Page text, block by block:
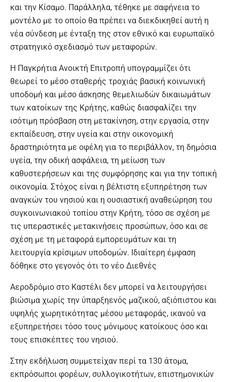
και την Κίσαμο. Παράλληλα, τέθηκε με σαφήνεια το
μοντέλο με το οποίο θα πρέπει να διεκδικηθεί αυτή η
νέα σύνδεση με ένταξη της στον εθνικό και ευρωπαϊκό
στρατηγικό σχεδιασμό των μεταφορών.
Η Παγκρήτια Ανοικτή Επιτροπή υπογραμμίζει ότι
θεωρεί το μέσο σταθερής τροχιάς βασική κοινωνική
υποδομή και μέσο άσκησης θεμελιωδών δικαιωμάτων
των κατοίκων της Κρήτης, καθώς διασφαλίζει την
ισότιμη πρόσβαση στη μετακίνηση, στην εργασία, στην
εκπαίδευση, στην υγεία και στην οικονομική
δραστηριότητα με οφέλη για το περιβάλλον, τη δημόσια
υγεία, την οδική ασφάλεια, τη μείωση των
καθυστερήσεων και της συμφόρησης και για την τοπική
οικονομία. Στόχος είναι η βέλτιστη εξυπηρέτηση των
αναγκών του νησιού και η ουσιαστική αναθεώρηση του
συγκοινωνιακού τοπίου στην Κρήτη, τόσο σε σχέση με
τις υπεραστικές μετακινήσεις προσώπων, όσο και σε
σχέση με τη μεταφορά εμπορευμάτων και τη
λειτουργία κρίσιμων υποδομών. Ιδιαίτερη έμφαση
δόθηκε στο γεγονός ότι το νέο Διεθνές
Αεροδρόμιο στο Καστέλι δεν μπορεί να λειτουργήσει
βιώσιμα χωρίς την ύπαρξηενός μαζικού, αξιόπιστου και
υψηλής χωρητικότητας μέσου μεταφοράς, ικανού να
εξυπηρετήσει τόσο τους μόνιμους κατοίκους όσο και
τους επισκέπτες του νησιού.
Στην εκδήλωση συμμετείχαν περί τα 130 άτομα,
εκπρόσωποι φορέων, συλλογικοτήτων, επιστημονικών